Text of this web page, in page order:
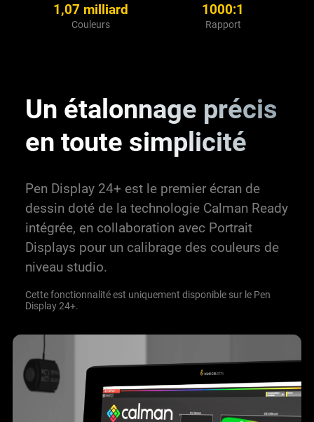
1,07 milliard
Couleurs
1000:1
Rapport
Un étalonnage précis
en toute simplicité
Pen Display 24+ est le premier écran de
dessin doté de la technologie Calman Ready
intégrée, en collaboration avec Portrait
Displays pour un calibrage des couleurs de
niveau studio.
Cette fonctionnalité est uniquement disponible sur le Pen
Display 24+.